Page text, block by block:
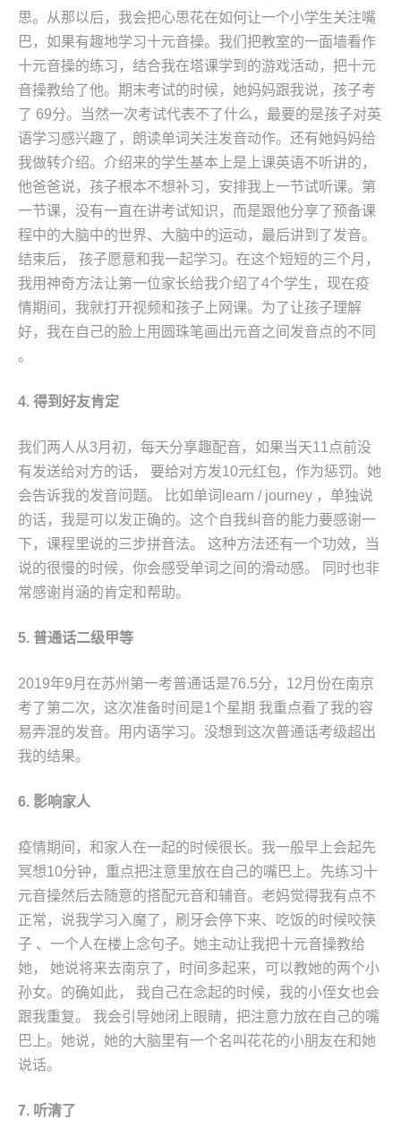
思。从那以后，我会把心思花在如何让一个小学生关注嘴
巴，如果有趣地学习十元音操。我们把教室的一面墙看作
十元音操的练习，结合我在塔课学到的游戏活动，把十元
音操教给了他。期末考试的时候，她妈妈跟我说，孩子考
了 69分。当然一次考试代表不了什么，最要的是孩子对英
语学习感兴趣了，朗读单词关注发音动作。还有她妈妈给
我做转介绍。介绍来的学生基本上是上课英语不听讲的，
他爸爸说，孩子根本不想补习，安排我上一节试听课。第
一节课，没有一直在讲考试知识，而是跟他分享了预备课
程中的大脑中的世界、大脑中的运动，最后讲到了发音。
结束后， 孩子愿意和我一起学习。在这个短短的三个月，
我用神奇方法让第一位家长给我介绍了4个学生，现在疫
情期间，我就打开视频和孩子上网课。为了让孩子理解
好，我在自己的脸上用圆珠笔画出元音之间发音点的不同
。
4. 得到好友肯定
我们两人从3月初，每天分享趣配音，如果当天11点前没
有发送给对方的话， 要给对方发10元红包，作为惩罚。她
会告诉我的发音问题。 比如单词learn / journey ，单独说
的话，我是可以发正确的。这个自我纠音的能力要感谢一
下，课程里说的三步拼音法。 这种方法还有一个功效，当
说的很慢的时候，你会感受单词之间的滑动感。 同时也非
常感谢肖涵的肯定和帮助。
5. 普通话二级甲等
2019年9月在苏州第一考普通话是76.5分，12月份在南京
考了第二次，这次准备时间是1个星期 我重点看了我的容
易弄混的发音。用内语学习。没想到这次普通话考级超出
我的结果。
6. 影响家人
疫情期间，和家人在一起的时候很长。我一般早上会起先
冥想10分钟，重点把注意里放在自己的嘴巴上。先练习十
元音操然后去随意的搭配元音和辅音。老妈觉得我有点不
正常，说我学习入魔了，刷牙会停下来、吃饭的时候咬筷
子 、一个人在楼上念句子。她主动让我把十元音操教给
她， 她说将来去南京了，时间多起来，可以教她的两个小
孙女。的确如此， 我自己在念起的时候，我的小侄女也会
跟我重复。 我会引导她闭上眼睛，把注意力放在自己的嘴
巴上。她说，她的大脑里有一个名叫花花的小朋友在和她
说话。
7. 听清了